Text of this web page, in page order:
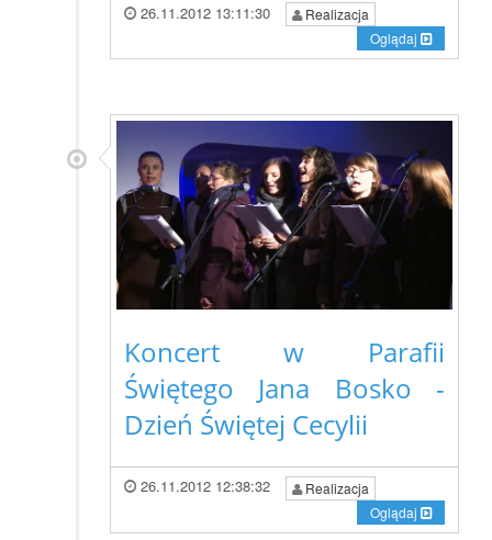
26.11.2012 13:11:30
Realizacja
Oglądaj
Koncert w Parafii
Świętego Jana Bosko -
Dzień Świętej Cecylii
26.11.2012 12:38:32
Realizacja
Oglądaj